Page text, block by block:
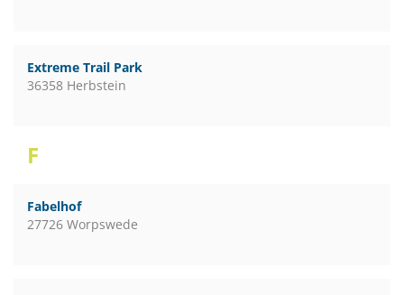
Extreme Trail Park
36358 Herbstein
F
Fabelhof
27726 Worpswede